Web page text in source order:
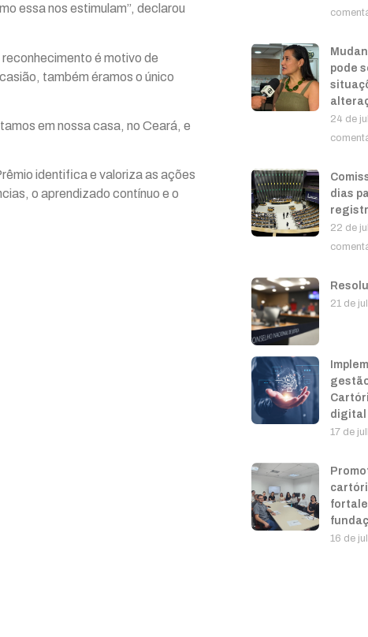
essa nos estimulam”, declarou
é motivo de
também éramos o único
em nossa casa, no Ceará, e
identifica e valoriza as ações
o aprendizado contínuo e o
pode
24 de
dias
22 de
21 de
digital
17 de
16 de